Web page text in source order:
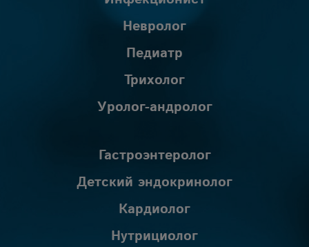
Невролог
Педиатр
Трихолог
Уролог-андролог
Гастроэнтеролог
Детский эндокринолог
Кардиолог
Нутрициолог